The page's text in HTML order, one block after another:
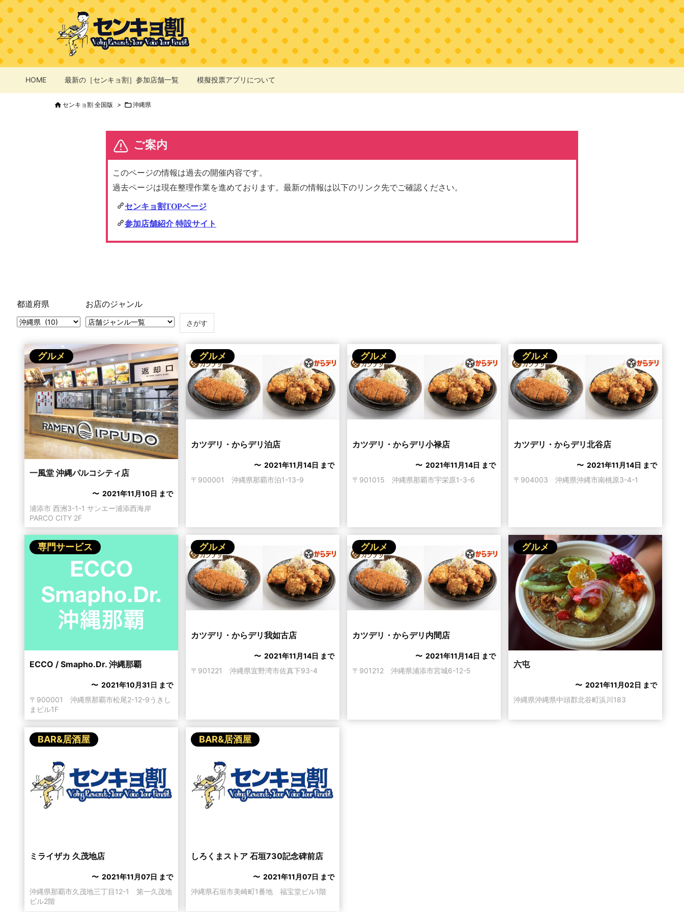
HOME 最新の［センキョ割］参加店舗一覧 模擬投票アプリについて
 センキョ割 全国版 > 沖縄県
都道府県 お店のジャンル
グルメ
一風堂 沖縄パルコシティ店
〜 2021年11月10日 まで
浦添市 西洲3-1-1 サンエー浦添西海岸
PARCO CITY 2F
グルメ
カツデリ・からデリ泊店
〜 2021年11月14日 まで
〒900001 沖縄県那覇市泊1-13-9
グルメ
カツデリ・からデリ小禄店
〜 2021年11月14日 まで
〒901015 沖縄県那覇市宇栄原1-3-6
グルメ
カツデリ・からデリ北谷店
〜 2021年11月14日 まで
〒904003 沖縄県沖縄市南桃原3-4-1
専門サービス
ECCO / Smapho.Dr. 沖縄那覇
〜 2021年10月31日 まで
〒900001 沖縄県那覇市松尾2-12-9うきし
まビル1F
グルメ
カツデリ・からデリ我如古店
〜 2021年11月14日 まで
〒901221 沖縄県宜野湾市佐真下93-4
グルメ
カツデリ・からデリ内間店
〜 2021年11月14日 まで
〒901212 沖縄県浦添市宮城6-12-5
グルメ
六屯
〜 2021年11月02日 まで
沖縄県沖縄県中頭郡北谷町浜川183
BAR&居酒屋
ミライザカ 久茂地店
〜 2021年11月07日 まで
沖縄県那覇市久茂地三丁目12-1 第一久茂地
ビル2階
BAR&居酒屋
しろくまストア 石垣730記念碑前店
〜 2021年11月07日 まで
沖縄県石垣市美崎町1番地 福宝堂ビル1階